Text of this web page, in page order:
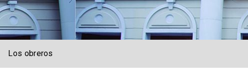
Los obreros